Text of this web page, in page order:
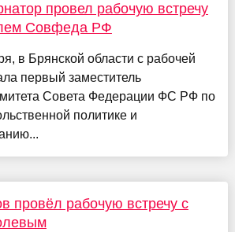
провел рабочую встречу
Совфеда РФ
в Брянской области с рабочей
первый заместитель
Совета Федерации ФС РФ по
политике и
провёл рабочую встречу с